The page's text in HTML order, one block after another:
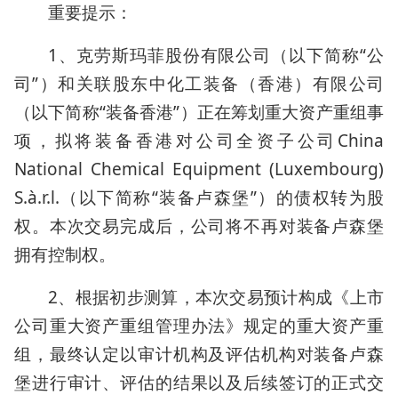
重要提示：
1、克劳斯玛菲股份有限公司（以下简称“公
司”）和关联股东中化工装备（香港）有限公司
（以下简称“装备香港”）正在筹划重大资产重组事
项，拟将装备香港对公司全资子公司China
National Chemical Equipment (Luxembourg)
S.à.r.l.（以下简称“装备卢森堡”）的债权转为股
权。本次交易完成后，公司将不再对装备卢森堡
拥有控制权。
2、根据初步测算，本次交易预计构成《上市
公司重大资产重组管理办法》规定的重大资产重
组，最终认定以审计机构及评估机构对装备卢森
堡进行审计、评估的结果以及后续签订的正式交